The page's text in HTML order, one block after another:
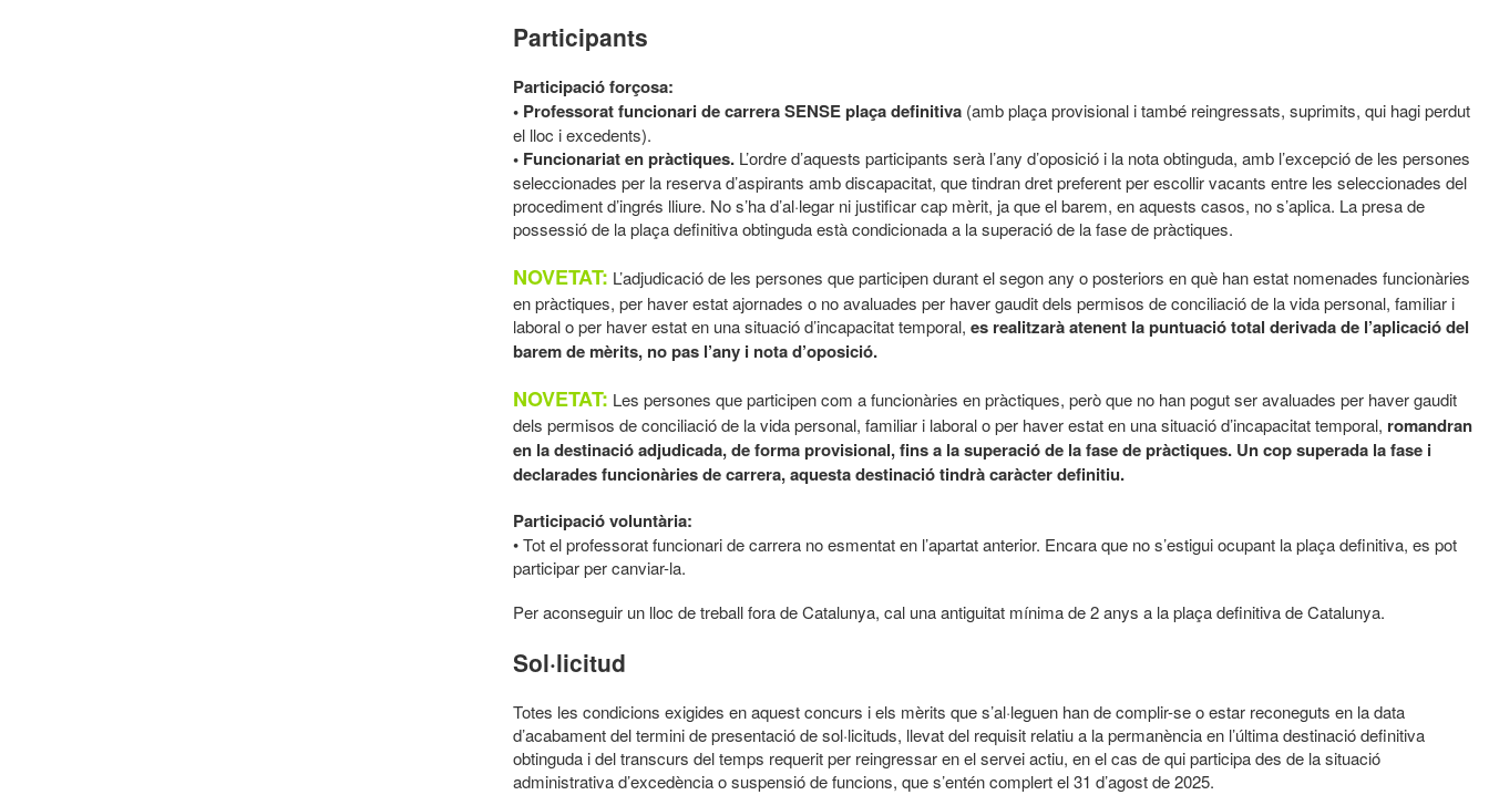
Participants
Participació forçosa:
• Professorat funcionari de carrera SENSE plaça definitiva (amb plaça provisional i també reingressats, suprimits, qui hagi perdut
el lloc i excedents).
• Funcionariat en pràctiques. L’ordre d’aquests participants serà l’any d’oposició i la nota obtinguda, amb l’excepció de les persones
seleccionades per la reserva d’aspirants amb discapacitat, que tindran dret preferent per escollir vacants entre les seleccionades del
procediment d’ingrés lliure. No s’ha d’al·legar ni justificar cap mèrit, ja que el barem, en aquests casos, no s’aplica. La presa de
possessió de la plaça definitiva obtinguda està condicionada a la superació de la fase de pràctiques.
NOVETAT: L’adjudicació de les persones que participen durant el segon any o posteriors en què han estat nomenades funcionàries
en pràctiques, per haver estat ajornades o no avaluades per haver gaudit dels permisos de conciliació de la vida personal, familiar i
laboral o per haver estat en una situació d’incapacitat temporal, es realitzarà atenent la puntuació total derivada de l’aplicació del
barem de mèrits, no pas l’any i nota d’oposició.
NOVETAT: Les persones que participen com a funcionàries en pràctiques, però que no han pogut ser avaluades per haver gaudit
dels permisos de conciliació de la vida personal, familiar i laboral o per haver estat en una situació d’incapacitat temporal, romandran
en la destinació adjudicada, de forma provisional, fins a la superació de la fase de pràctiques. Un cop superada la fase i
declarades funcionàries de carrera, aquesta destinació tindrà caràcter definitiu.
Participació voluntària:
• Tot el professorat funcionari de carrera no esmentat en l’apartat anterior. Encara que no s’estigui ocupant la plaça definitiva, es pot
participar per canviar-la.
Per aconseguir un lloc de treball fora de Catalunya, cal una antiguitat mínima de 2 anys a la plaça definitiva de Catalunya.
Sol·licitud
Totes les condicions exigides en aquest concurs i els mèrits que s’al·leguen han de complir-se o estar reconeguts en la data
d’acabament del termini de presentació de sol·licituds, llevat del requisit relatiu a la permanència en l’última destinació definitiva
obtinguda i del transcurs del temps requerit per reingressar en el servei actiu, en el cas de qui participa des de la situació
administrativa d’excedència o suspensió de funcions, que s’entén complert el 31 d’agost de 2025.